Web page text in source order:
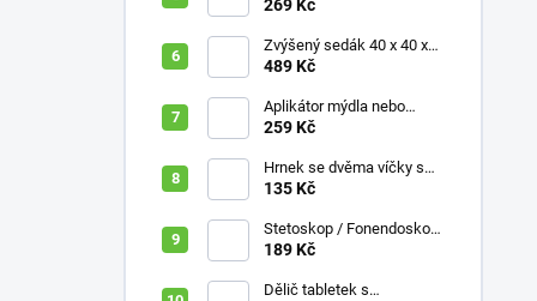
s plastovou vložkou
269 Kč
Zvýšený sedák 40 x 40 x
10 cm
489 Kč
Aplikátor mýdla nebo
krému se zásobníkem a
259 Kč
Hrnek se dvěma víčky s
krátkými náustky, nápoje,
barvy
135 Kč
Stetoskop / Fonendoskop
pro zdravotnický personál,
189 Kč
Dělič tabletek s